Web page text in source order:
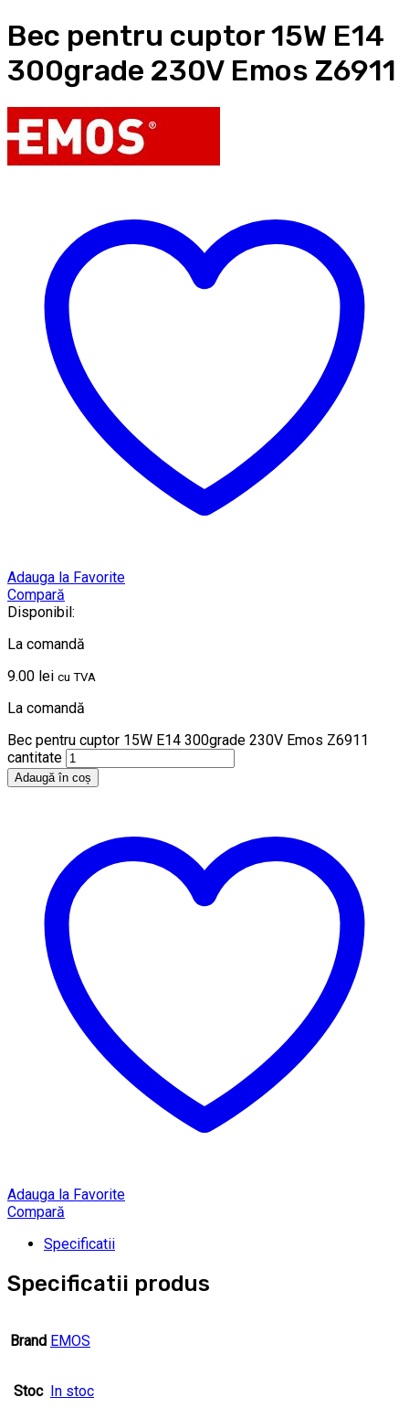
Bec pentru cuptor 15W E14
300grade 230V Emos Z6911
Adauga la Favorite
Compară
Disponibil:
La comandă
9.00 lei cu TVA
La comandă
Bec pentru cuptor 15W E14 300grade 230V Emos Z6911
cantitate
Adaugă în coș
Adauga la Favorite
Compară
Specificatii
Specificatii produs
Brand EMOS
Stoc In stoc